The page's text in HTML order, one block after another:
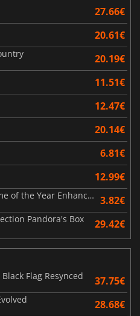
27.66€
20.61€
20.19€
11.51€
12.47€
20.14€
6.81€
12.99€
Borderlands Game of the Year Enhanced 3.82€
Pandora's Box 29.42€
Flag Resynced
37.75€
28.68€